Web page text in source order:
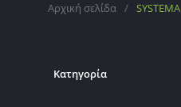
Αρχική σελίδα / SYSTEMA
Κατηγορία